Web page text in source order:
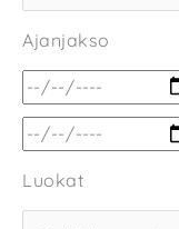
Ajanjakso
Luokat